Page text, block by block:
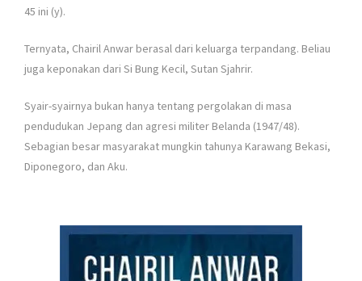
45 ini (y).
Ternyata, Chairil Anwar berasal dari keluarga terpandang. Beliau
juga keponakan dari Si Bung Kecil, Sutan Sjahrir.
Syair-syairnya bukan hanya tentang pergolakan di masa
pendudukan Jepang dan agresi militer Belanda (1947/48).
Sebagian besar masyarakat mungkin tahunya Karawang Bekasi,
Diponegoro, dan Aku.